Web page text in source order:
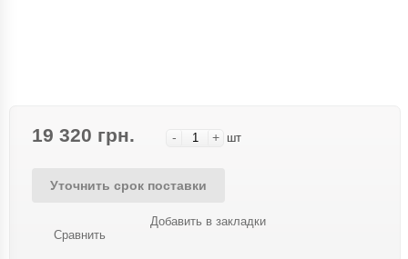
19 320 грн. - + шт
Уточнить срок поставки
Сравнить
Добавить в закладки